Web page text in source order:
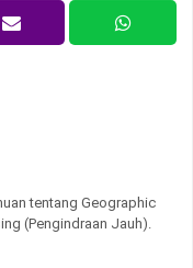
tentang Geographic
(Pengindraan Jauh).